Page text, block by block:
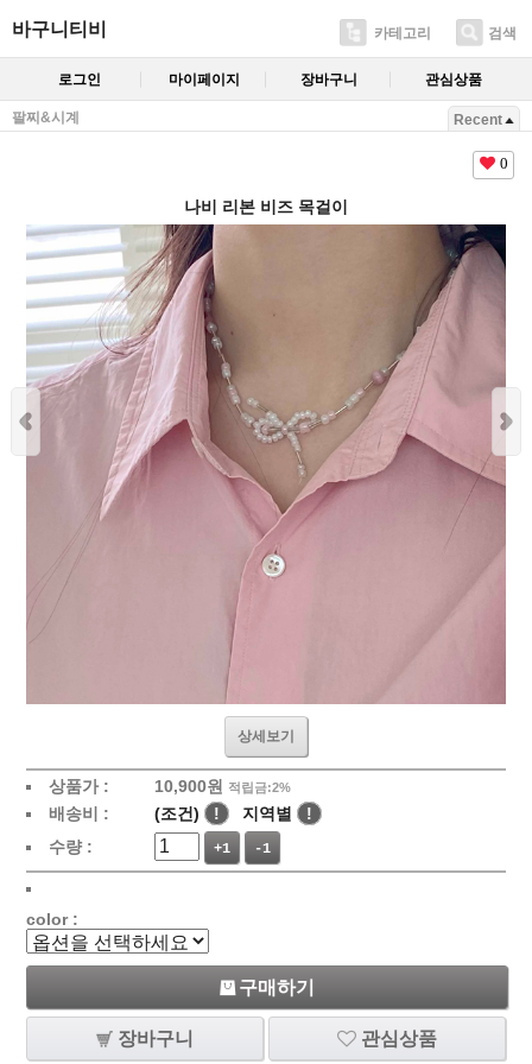
바구니티비 카테고리 검색
로그인 마이페이지 장바구니 관심상품
팔찌&시계 Recent
0
나비 리본 비즈 목걸이
상세보기
상품가 : 10,900원 적립금:2%
배송비 : (조건) ! 지역별
!
수량 :
+1 -1
color :
구매하기
장바구니 관심상품